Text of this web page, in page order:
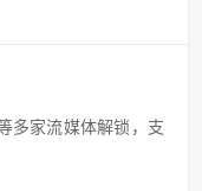
多家流媒体解锁，支